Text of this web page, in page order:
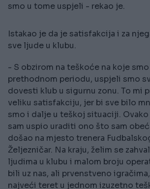
smo u tome uspjeli - rekao je.
Istakao je da je satisfakcija i za
sve ljude u klubu.
- S obzirom na teškoće na koje
prethodnom periodu, uspjeli smo
dovesti klub u sigurnu zonu. To mi
veliku satisfakciju, jer bi sve bilo
smo i dalje u teškoj situaciji.
sam uspio uraditi ono što sam
došao na mjesto trenera
Željezničar. Na kraju, želim se
ljudima u klubu i malom broju
bili uz nas, ali prvenstveno
najveći teret u jednom izuzetno